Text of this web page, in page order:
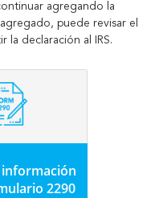
agregando la
puede revisar el
la declaración al IRS.
2290